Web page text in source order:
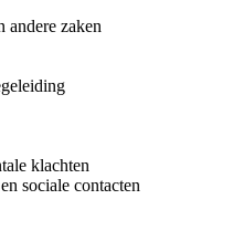
andere zaken
klachten
sociale contacten